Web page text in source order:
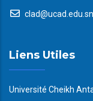
clad@ucad.edu.sn
Liens Utiles
Université Cheikh